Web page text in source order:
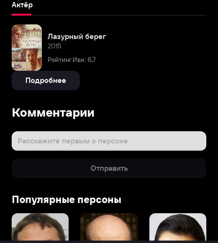
Актёр
Лазурный берег
2015
Рейтинг Иви: 6,7
Подробнее
Комментарии
Расскажите первым о персоне
Отправить
Популярные персоны